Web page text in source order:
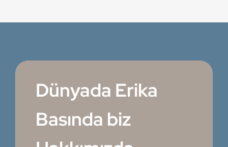
Dünyada Erika
Basında biz